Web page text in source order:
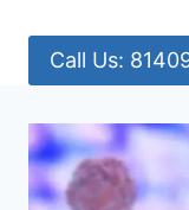
Call Us: